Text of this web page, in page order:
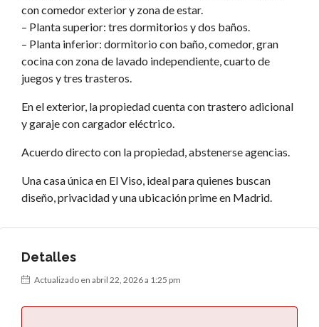
con comedor exterior y zona de estar.
– Planta superior: tres dormitorios y dos baños.
– Planta inferior: dormitorio con baño, comedor, gran
cocina con zona de lavado independiente, cuarto de
juegos y tres trasteros.
En el exterior, la propiedad cuenta con trastero adicional
y garaje con cargador eléctrico.
Acuerdo directo con la propiedad, abstenerse agencias.
Una casa única en El Viso, ideal para quienes buscan
diseño, privacidad y una ubicación prime en Madrid.
Detalles
Actualizado en abril 22, 2026 a 1:25 pm